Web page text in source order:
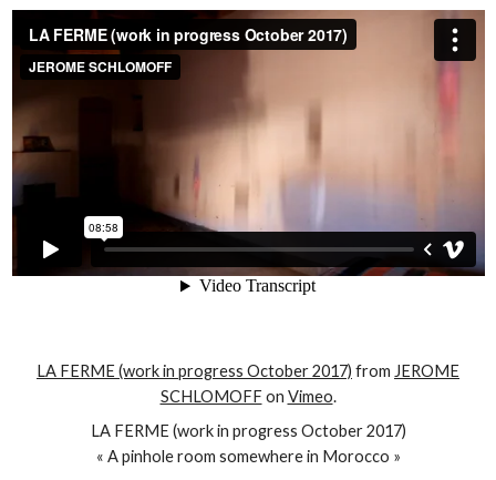
LA FERME (work in progress October 2017) from JEROME
SCHLOMOFF on Vimeo.
LA FERME (work in progress October 2017)
« A pinhole room somewhere in Morocco »